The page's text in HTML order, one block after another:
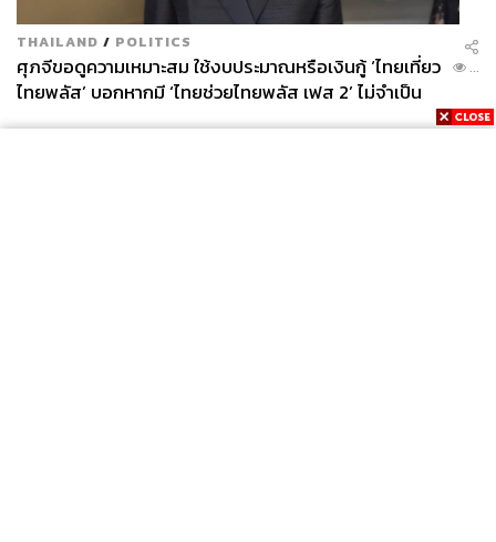
THAILAND / POLITICS
ศุภจีขอดูความเหมาะสม ใช้งบประมาณหรือเงินกู้ ‘ไทยเที่ยว
ไทยพลัส’ บอกหากมี ‘ไทยช่วยไทยพลัส เฟส 2’ ไม่จำเป็น
ต้องออกพร้อมกัน
...